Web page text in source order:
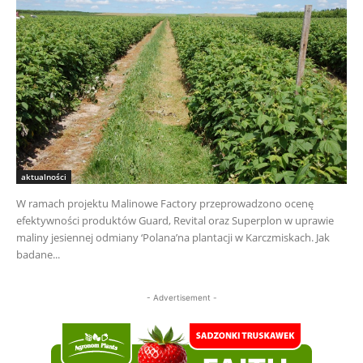
aktualności
W ramach projektu Malinowe Factory przeprowadzono ocenę
efektywności produktów Guard, Revital oraz Superplon w uprawie
maliny jesiennej odmiany ‘Polana’na plantacji w Karczmiskach. Jak
badane...
- Advertisement -